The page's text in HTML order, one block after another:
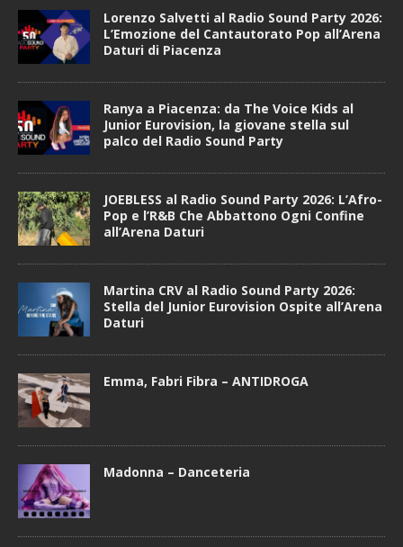
Lorenzo Salvetti al Radio Sound Party 2026:
L’Emozione del Cantautorato Pop all’Arena
Daturi di Piacenza
Ranya a Piacenza: da The Voice Kids al
Junior Eurovision, la giovane stella sul
palco del Radio Sound Party
JOEBLESS al Radio Sound Party 2026: L’Afro-
Pop e l’R&B Che Abbattono Ogni Confine
all’Arena Daturi
Martina CRV al Radio Sound Party 2026:
Stella del Junior Eurovision Ospite all’Arena
Daturi
Emma, Fabri Fibra – ANTIDROGA
Madonna – Danceteria